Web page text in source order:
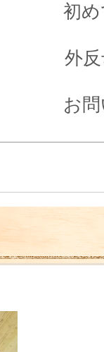
初
外
お